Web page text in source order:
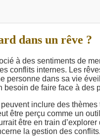
dans un rêve ?
à des sentiments de
conflits internes. Les
personne dans sa vie
de faire face à des
inclure des
être perçu comme un
être en train
la gestion des conflits.